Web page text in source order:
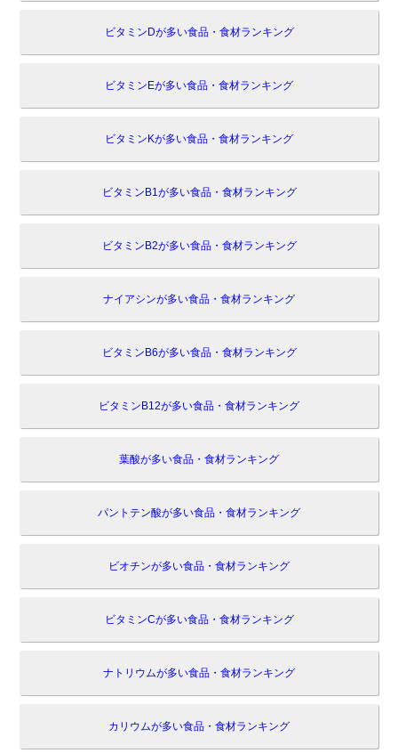
ビタミンDが多い食品・食材ランキング
ビタミンEが多い食品・食材ランキング
ビタミンKが多い食品・食材ランキング
ビタミンB1が多い食品・食材ランキング
ビタミンB2が多い食品・食材ランキング
ナイアシンが多い食品・食材ランキング
ビタミンB6が多い食品・食材ランキング
ビタミンB12が多い食品・食材ランキング
葉酸が多い食品・食材ランキング
パントテン酸が多い食品・食材ランキング
ビオチンが多い食品・食材ランキング
ビタミンCが多い食品・食材ランキング
ナトリウムが多い食品・食材ランキング
カリウムが多い食品・食材ランキング